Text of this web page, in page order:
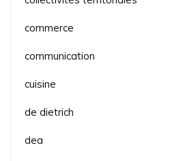
commerce
communication
cuisine
de dietrich
dea